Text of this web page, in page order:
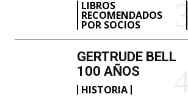
LIBROS
RECOMENDADOS
POR SOCIOS
GERTRUDE BELL
100 AÑOS
HISTORIA